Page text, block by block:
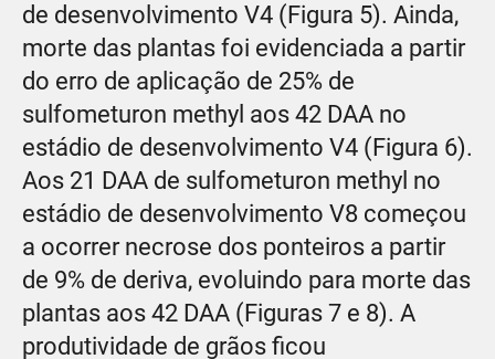
de desenvolvimento V4 (Figura 5). Ainda,
morte das plantas foi evidenciada a partir
do erro de aplicação de 25% de
sulfometuron methyl aos 42 DAA no
estádio de desenvolvimento V4 (Figura 6).
Aos 21 DAA de sulfometuron methyl no
estádio de desenvolvimento V8 começou
a ocorrer necrose dos ponteiros a partir
de 9% de deriva, evoluindo para morte das
plantas aos 42 DAA (Figuras 7 e 8). A
produtividade de grãos ficou